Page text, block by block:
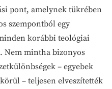
pont, amelynek tükrében
szempontból egy
korábbi teológiai
Nem mintha bizonyos
– egyebek
– teljesen elveszítették